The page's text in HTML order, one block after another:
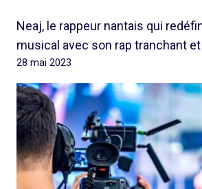
Neaj, le rappeur nantais qui
musical avec son rap tranchant
28 mai 2023